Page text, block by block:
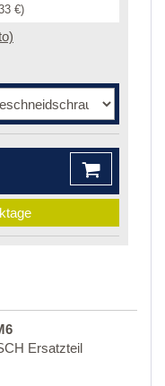
€)
Ersatzteil